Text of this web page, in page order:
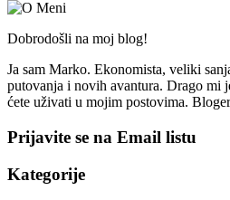
Dobrodošli na moj blog!
Ja sam Marko. Ekonomista, veliki
putovanja i novih avantura. Drago mi
ćete uživati u mojim postovima.
Prijavite se na Email listu
Kategorije